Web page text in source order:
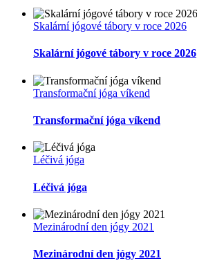
Skalární jógové tábory v roce 2026
Skalární jógové tábory v roce 2026
Transformační jóga víkend
Transformační jóga víkend
Léčivá jóga
Léčivá jóga
Mezinárodní den jógy 2021
Mezinárodní den jógy 2021